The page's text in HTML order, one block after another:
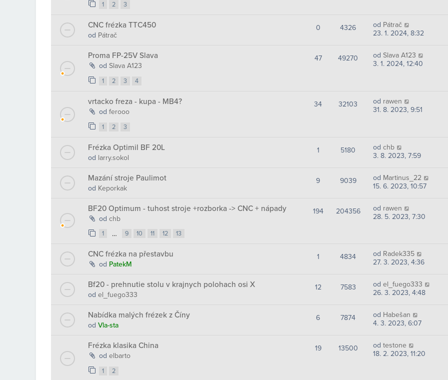
1 2 3
CNC frézka TTC450
od Pátrač
0 4326 od Pátrač
23. 1. 2024, 8:32
Proma FP-25V Slava
od Slava A123
1 2 3 4
47 49270 od Slava A123
3. 1. 2024, 12:40
vrtacko freza - kupa - MB4?
od ferooo
1 2 3
34 32103 od rawen
31. 8. 2023, 9:51
Frézka Optimil BF 20L
od larry.sokol
1 5180 od chb
3. 8. 2023, 7:59
Mazání stroje Paulimot
od Keporkak
9 9039 od Martinus_22
15. 6. 2023, 10:57
BF20 Optimum - tuhost stroje +rozborka -> CNC + nápady
od chb
1 … 9 10 11 12 13
194 204356 od rawen
28. 5. 2023, 7:30
CNC frézka na přestavbu
od PatekM
1 4834 od Radek335
27. 3. 2023, 4:36
Bf20 - prehnutie stolu v krajnych polohach osi X
od el_fuego333
12 7583 od el_fuego333
26. 3. 2023, 4:48
Nabídka malých frézek z Číny
od Vla-sta
6 7874 od Habešan
4. 3. 2023, 6:07
Frézka klasika China
od elbarto
1 2
19 13500 od testone
18. 2. 2023, 11:20